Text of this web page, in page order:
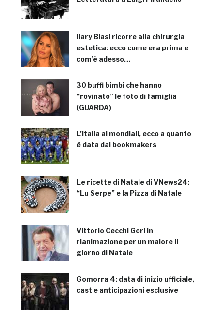
Ilary Blasi ricorre alla chirurgia
estetica: ecco come era prima e
com’è adesso…
30 buffi bimbi che hanno
“rovinato” le foto di famiglia
(GUARDA)
L’Italia ai mondiali, ecco a quanto
è data dai bookmakers
Le ricette di Natale di VNews24:
“Lu Serpe” e la Pizza di Natale
Vittorio Cecchi Gori in
rianimazione per un malore il
giorno di Natale
Gomorra 4: data di inizio ufficiale,
cast e anticipazioni esclusive